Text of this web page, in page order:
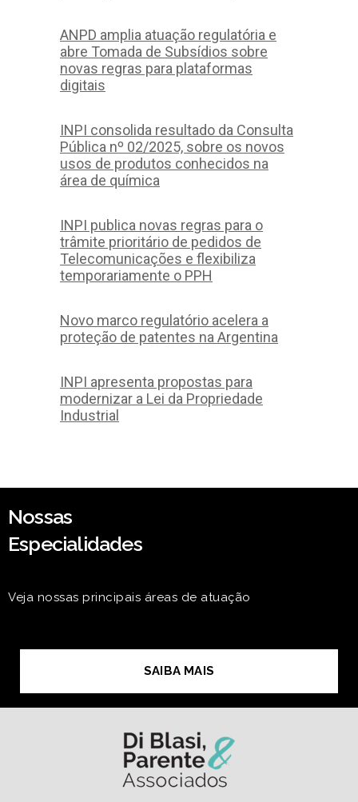
ANPD amplia atuação regulatória e
abre Tomada de Subsídios sobre
novas regras para plataformas
digitais
INPI consolida resultado da Consulta
Pública nº 02/2025, sobre os novos
usos de produtos conhecidos na
área de química
INPI publica novas regras para o
trâmite prioritário de pedidos de
Telecomunicações e flexibiliza
temporariamente o PPH
Novo marco regulatório acelera a
proteção de patentes na Argentina
INPI apresenta propostas para
modernizar a Lei da Propriedade
Industrial
Nossas
Especialidades
Veja nossas principais áreas de atuação
SAIBA MAIS